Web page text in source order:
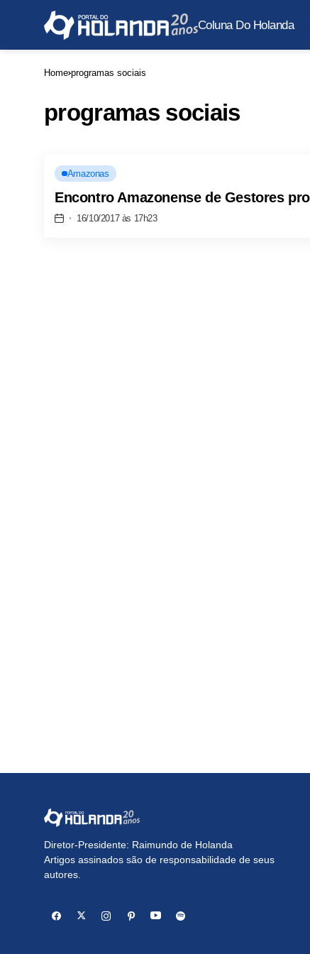
Coluna Do Holanda
Home programas sociais
programas sociais
Amazonas
Encontro Amazonense de Gestores
16/10/2017 às 17h23
Diretor-Presidente: Raimundo de Holanda
Artigos assinados são de responsabilidade de seus
autores.